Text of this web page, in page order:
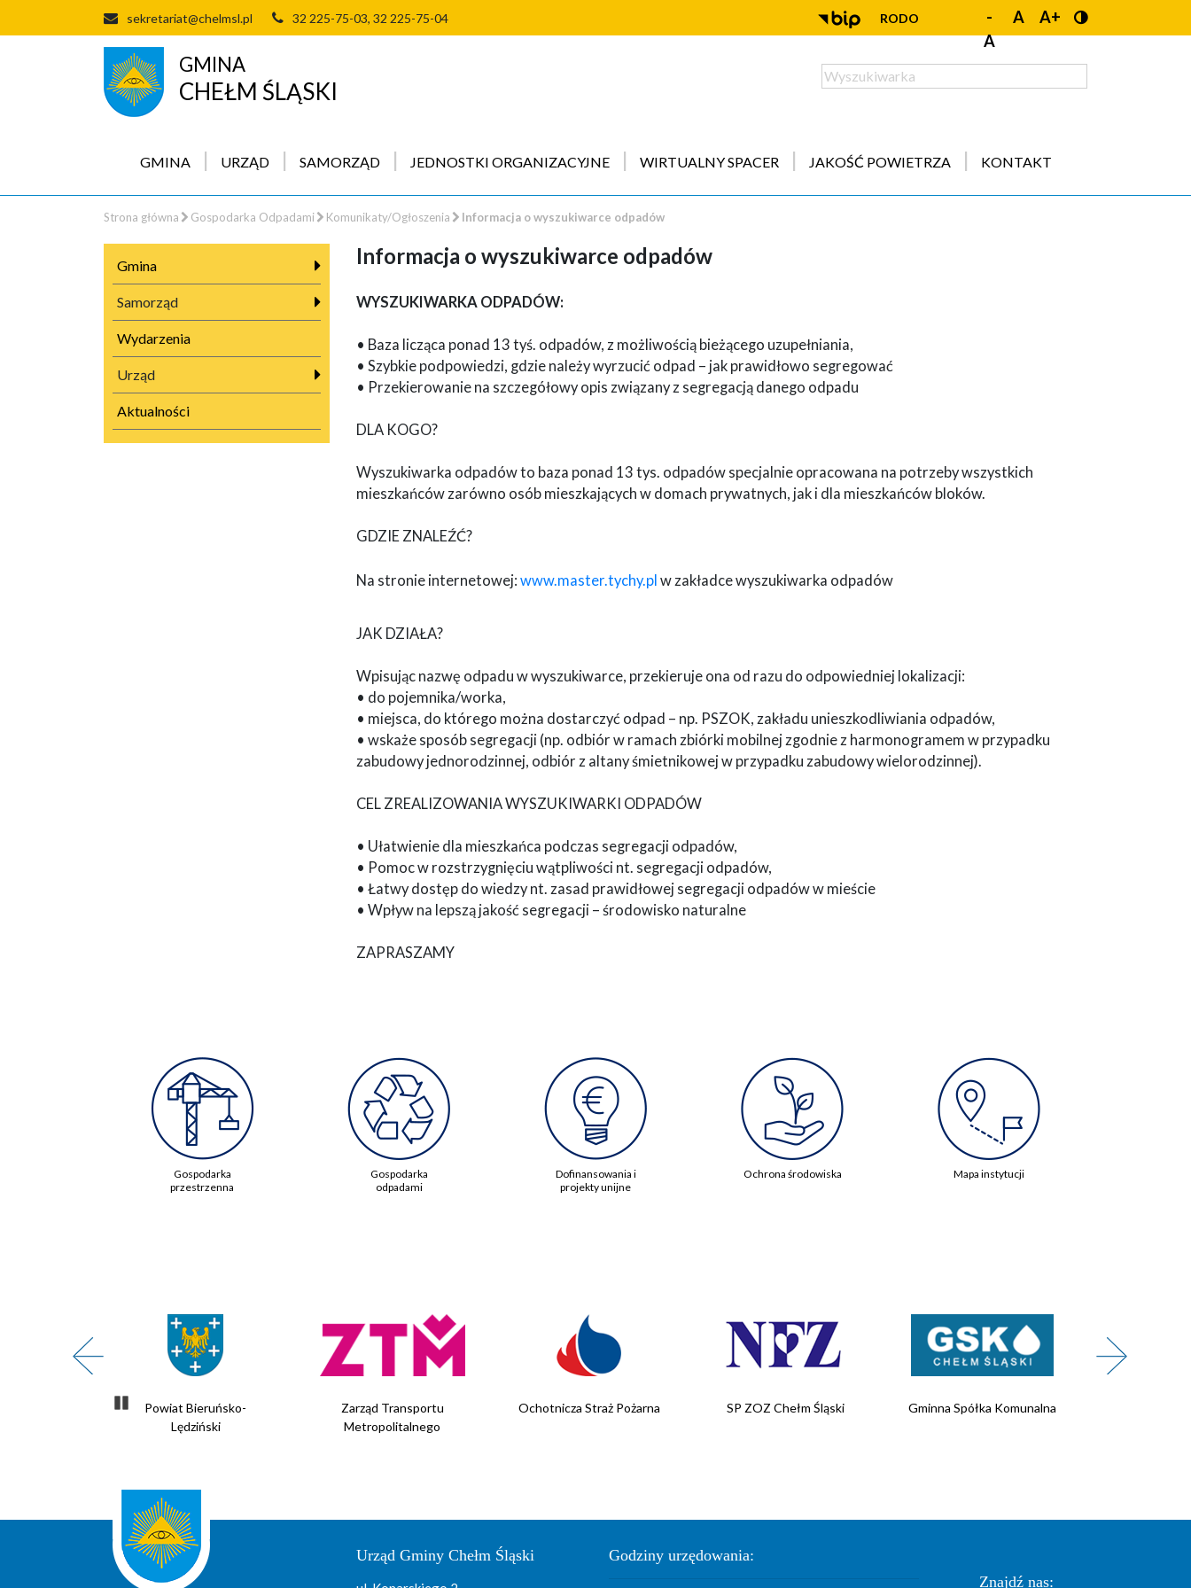
sekretariat@chelmsl.pl 32 225-75-03, 32 225-75-04 RODO
-
A
A A+
GMINA
CHEŁM ŚLĄSKI
GMINA URZĄD SAMORZĄD JEDNOSTKI ORGANIZACYJNE WIRTUALNY SPACER JAKOŚĆ POWIETRZA KONTAKT
Strona główna Gospodarka Odpadami Komunikaty/Ogłoszenia Informacja o wyszukiwarce odpadów
Gmina
Samorząd
Wydarzenia
Urząd
Aktualności
Informacja o wyszukiwarce odpadów
WYSZUKIWARKA ODPADÓW:
• Baza licząca ponad 13 tyś. odpadów, z możliwością bieżącego uzupełniania,
• Szybkie podpowiedzi, gdzie należy wyrzucić odpad – jak prawidłowo segregować
• Przekierowanie na szczegółowy opis związany z segregacją danego odpadu
DLA KOGO?
Wyszukiwarka odpadów to baza ponad 13 tys. odpadów specjalnie opracowana na potrzeby wszystkich
mieszkańców zarówno osób mieszkających w domach prywatnych, jak i dla mieszkańców bloków.
GDZIE ZNALEŹĆ?
Na stronie internetowej: www.master.tychy.pl w zakładce wyszukiwarka odpadów
JAK DZIAŁA?
Wpisując nazwę odpadu w wyszukiwarce, przekieruje ona od razu do odpowiedniej lokalizacji:
• do pojemnika/worka,
• miejsca, do którego można dostarczyć odpad – np. PSZOK, zakładu unieszkodliwiania odpadów,
• wskaże sposób segregacji (np. odbiór w ramach zbiórki mobilnej zgodnie z harmonogramem w przypadku
zabudowy jednorodzinnej, odbiór z altany śmietnikowej w przypadku zabudowy wielorodzinnej).
CEL ZREALIZOWANIA WYSZUKIWARKI ODPADÓW
• Ułatwienie dla mieszkańca podczas segregacji odpadów,
• Pomoc w rozstrzygnięciu wątpliwości nt. segregacji odpadów,
• Łatwy dostęp do wiedzy nt. zasad prawidłowej segregacji odpadów w mieście
• Wpływ na lepszą jakość segregacji – środowisko naturalne
ZAPRASZAMY
Gospodarka
przestrzenna
Gospodarka
odpadami
Dofinansowania i
projekty unijne
Ochrona środowiska Mapa instytucji
Powiat Bieruńsko-
Lędziński
Zarząd Transportu
Metropolitalnego
Ochotnicza Straż Pożarna SP ZOZ Chełm Śląski Gminna Spółka Komunalna
Urząd Gminy Chełm Śląski
Godziny urzędowania:
Znajdź nas: